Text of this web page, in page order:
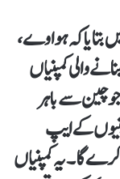
کہ ہواوے،
والی کمپنیاں
چین سے باہر
کے ایپ
گا۔یہ کمپنیاں